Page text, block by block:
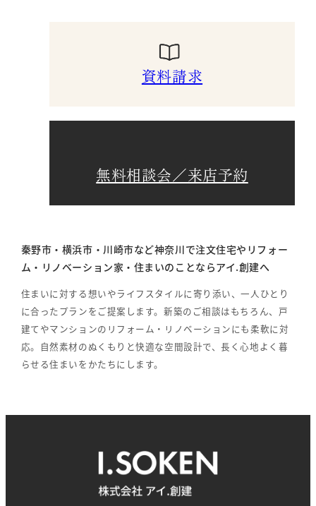
資料請求
無料相談会／来店予約
秦野市・横浜市・川崎市など神奈川で注文住宅やリフォー
ム・リノベーション家・住まいのことならアイ.創建へ
住まいに対する想いやライフスタイルに寄り添い、一人ひとり
に合ったプランをご提案します。新築のご相談はもちろん、戸
建てやマンションのリフォーム・リノベーションにも柔軟に対
応。自然素材のぬくもりと快適な空間設計で、長く心地よく暮
らせる住まいをかたちにします。